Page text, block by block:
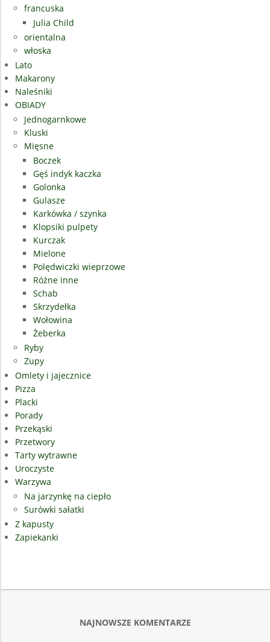
francuska
Julia Child
orientalna
włoska
Lato
Makarony
Naleśniki
OBIADY
Jednogarnkowe
Kluski
Mięsne
Boczek
Gęś indyk kaczka
Golonka
Gulasze
Karkówka / szynka
Klopsiki pulpety
Kurczak
Mielone
Polędwiczki wieprzowe
Różne inne
Schab
Skrzydełka
Wołowina
Żeberka
Ryby
Zupy
Omlety i jajecznice
Pizza
Placki
Porady
Przekąski
Przetwory
Tarty wytrawne
Uroczyste
Warzywa
Na jarzynkę na ciepło
Surówki sałatki
Z kapusty
Zapiekanki
NAJNOWSZE KOMENTARZE